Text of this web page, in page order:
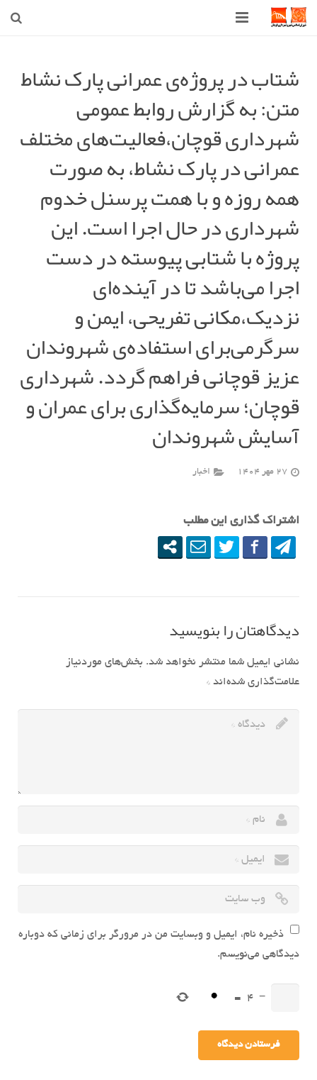
شهرداری
شورای اسلامی شهر قوچان
اخبار روز
شتاب در پروژه‌ی عمرانی پارک نشاط
متن: به گزارش روابط عمومی
شهرداری قوچان،فعالیت‌های مختلف
عمرانی در پارک نشاط، به صورت
همه روزه و با همت پرسنل خدوم
شهرداری در حال اجرا است. این
پروژه با شتابی پیوسته در دست
اجرا می‌باشد تا در آینده‌ای
نزدیک،مکانی تفریحی، ایمن و
سرگرمی‌برای استفاده‌ی شهروندان
عزیز قوچانی فراهم گردد. شهرداری
قوچان؛ سرمایه‌گذاری برای عمران و
آسایش شهروندان
27 مهر 1404 اخبار
اشتراک گذاری این مطلب
دیدگاهتان را بنویسید
نشانی ایمیل شما منتشر نخواهد شد. بخش‌های موردنیاز
علامت‌گذاری شده‌اند *
ذخیره نام، ایمیل و وبسایت من در مرورگر برای زمانی که دوباره
دیدگاهی می‌نویسم.
−
4
=